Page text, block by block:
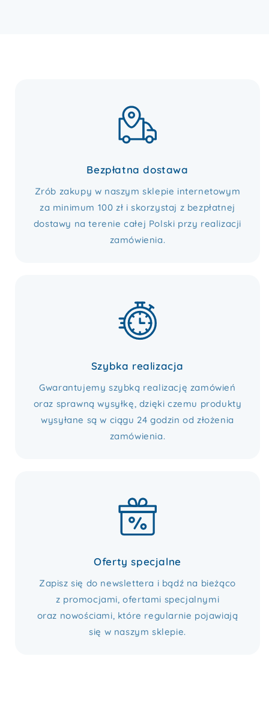
Bezpłatna dostawa
Zrób zakupy w naszym sklepie internetowym
za minimum 100 zł i skorzystaj z bezpłatnej
dostawy na terenie całej Polski przy realizacji
zamówienia.
Szybka realizacja
Gwarantujemy szybką realizację zamówień
oraz sprawną wysyłkę, dzięki czemu produkty
wysyłane są w ciągu 24 godzin od złożenia
zamówienia.
Oferty specjalne
Zapisz się do newslettera i bądź na bieżąco
z promocjami, ofertami specjalnymi
oraz nowościami, które regularnie pojawiają
się w naszym sklepie.